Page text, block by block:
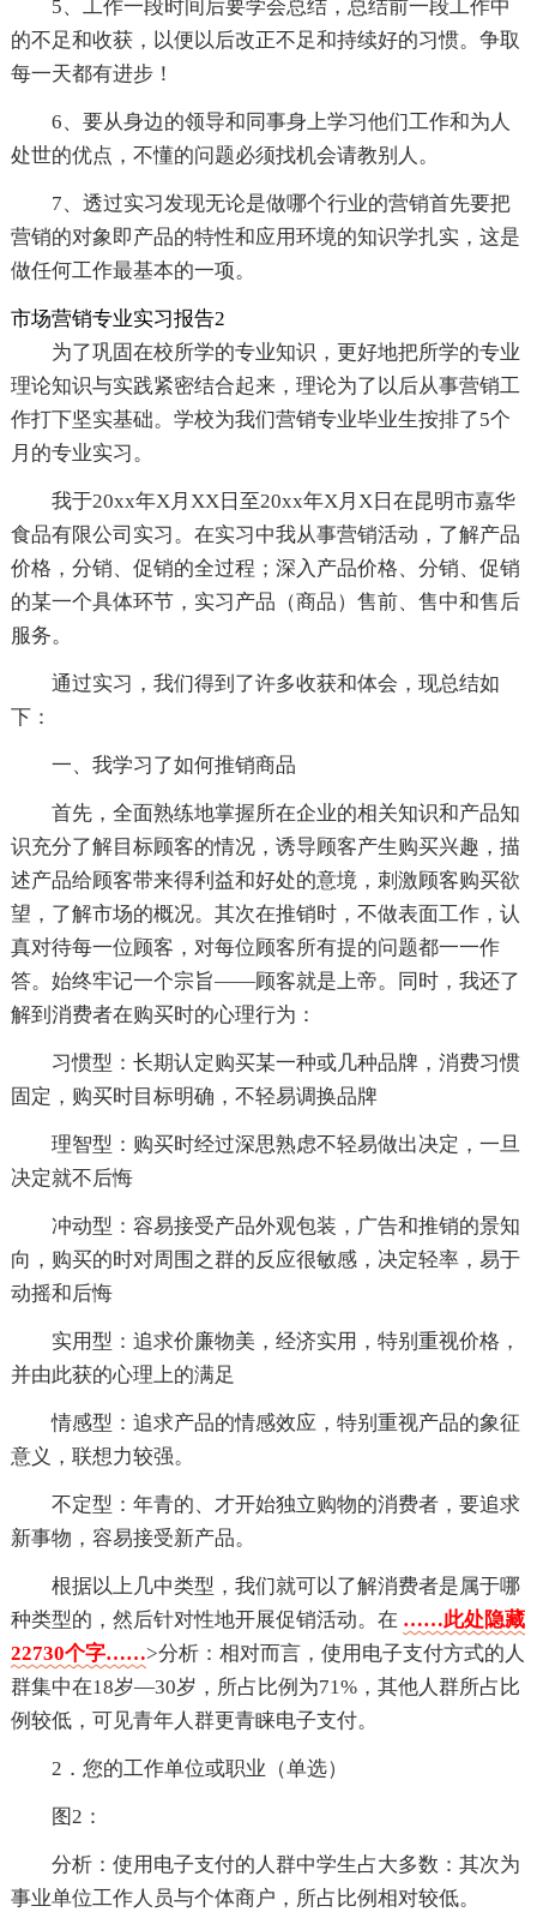
5、工作一段时间后要学会总结，总结前一段工作中
的不足和收获，以便以后改正不足和持续好的习惯。争取
每一天都有进步！
6、要从身边的领导和同事身上学习他们工作和为人
处世的优点，不懂的问题必须找机会请教别人。
7、透过实习发现无论是做哪个行业的营销首先要把
营销的对象即产品的特性和应用环境的知识学扎实，这是
做任何工作最基本的一项。
市场营销专业实习报告2
为了巩固在校所学的专业知识，更好地把所学的专业
理论知识与实践紧密结合起来，理论为了以后从事营销工
作打下坚实基础。学校为我们营销专业毕业生按排了5个
月的专业实习。
我于20xx年X月XX日至20xx年X月X日在昆明市嘉华
食品有限公司实习。在实习中我从事营销活动，了解产品
价格，分销、促销的全过程；深入产品价格、分销、促销
的某一个具体环节，实习产品（商品）售前、售中和售后
服务。
通过实习，我们得到了许多收获和体会，现总结如
下：
一、我学习了如何推销商品
首先，全面熟练地掌握所在企业的相关知识和产品知
识充分了解目标顾客的情况，诱导顾客产生购买兴趣，描
述产品给顾客带来得利益和好处的意境，刺激顾客购买欲
望，了解市场的概况。其次在推销时，不做表面工作，认
真对待每一位顾客，对每位顾客所有提的问题都一一作
答。始终牢记一个宗旨——顾客就是上帝。同时，我还了
解到消费者在购买时的心理行为：
习惯型：长期认定购买某一种或几种品牌，消费习惯
固定，购买时目标明确，不轻易调换品牌
理智型：购买时经过深思熟虑不轻易做出决定，一旦
决定就不后悔
冲动型：容易接受产品外观包装，广告和推销的景知
向，购买的时对周围之群的反应很敏感，决定轻率，易于
动摇和后悔
实用型：追求价廉物美，经济实用，特别重视价格，
并由此获的心理上的满足
情感型：追求产品的情感效应，特别重视产品的象征
意义，联想力较强。
不定型：年青的、才开始独立购物的消费者，要追求
新事物，容易接受新产品。
根据以上几中类型，我们就可以了解消费者是属于哪
种类型的，然后针对性地开展促销活动。在 ……此处隐藏
22730个字……>分析：相对而言，使用电子支付方式的人
群集中在18岁—30岁，所占比例为71%，其他人群所占比
例较低，可见青年人群更青睐电子支付。
2．您的工作单位或职业（单选）
图2：
分析：使用电子支付的人群中学生占大多数：其次为
事业单位工作人员与个体商户，所占比例相对较低。